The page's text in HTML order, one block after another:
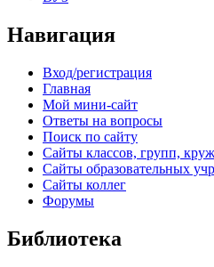
Навигация
Вход/регистрация
Главная
Мой мини-сайт
Ответы на вопросы
Поиск по сайту
Сайты классов, групп,
Сайты образовательных
Сайты коллег
Форумы
Библиотека